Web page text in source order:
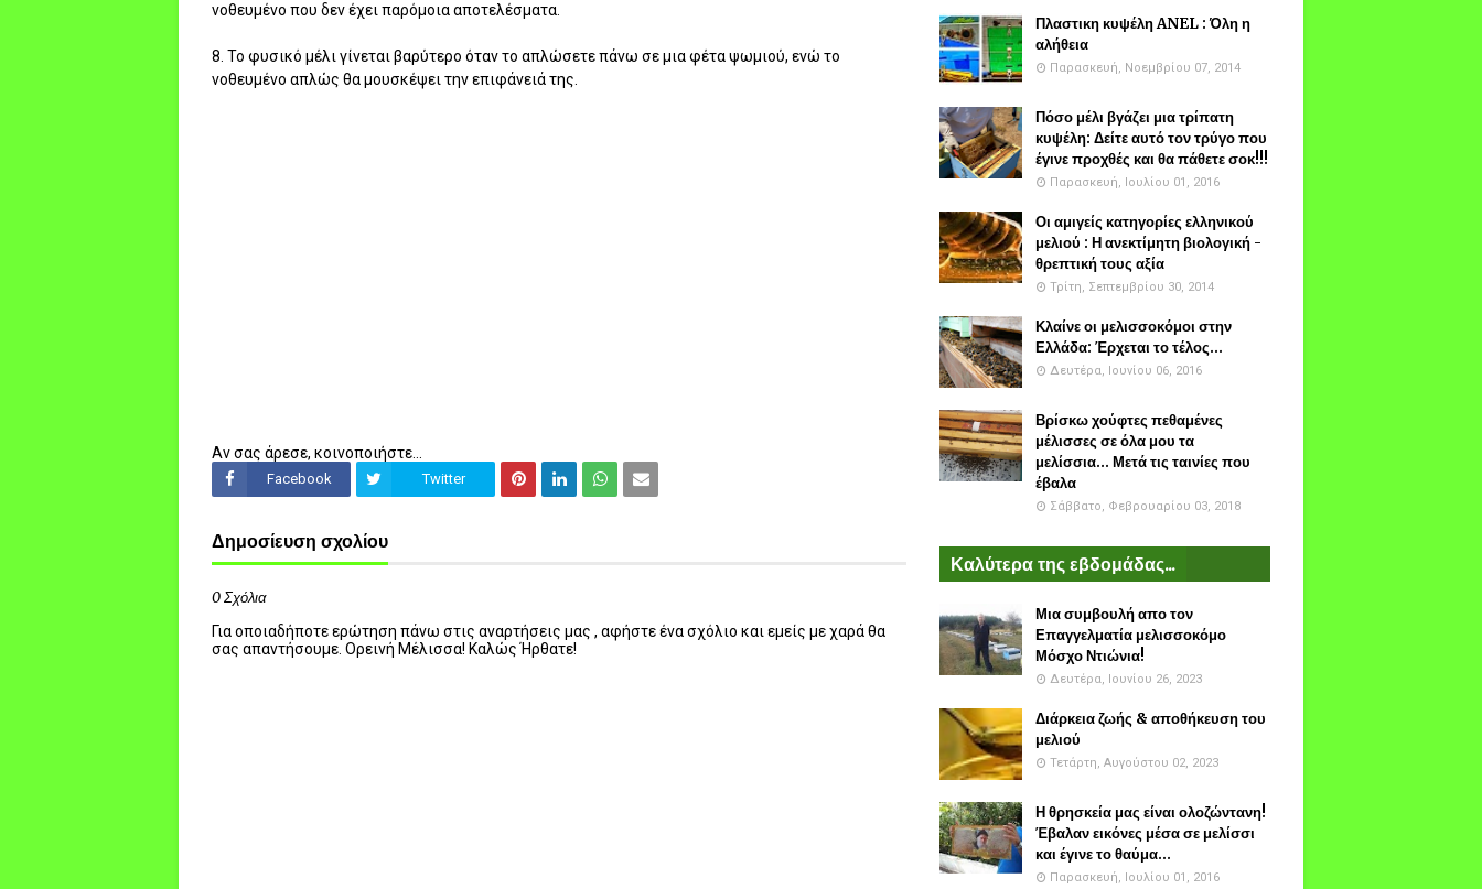
νοθευμένο που δεν έχει παρόμοια αποτελέσματα.
8. Το φυσικό μέλι γίνεται βαρύτερο όταν το απλώσετε πάνω σε μια φέτα ψωμιού, ενώ το
νοθευμένο απλώς θα μουσκέψει την επιφάνειά της.
Αν σας άρεσε, κοινοποιήστε...
Facebook Twitter
Δημοσίευση σχολίου
0 Σχόλια
Για οποιαδήποτε ερώτηση πάνω στις αναρτήσεις μας , αφήστε ένα σχόλιο και εμείς με χαρά θα
σας απαντήσουμε. Ορεινή Μέλισσα! Καλώς Ήρθατε!
Πλαστικη κυψέλη ANEL : Όλη η
αλήθεια
Παρασκευή, Νοεμβρίου 07, 2014
Πόσο μέλι βγάζει μια τρίπατη
κυψέλη: Δείτε αυτό τον τρύγο που
έγινε προχθές και θα πάθετε σοκ!!!
Παρασκευή, Ιουλίου 01, 2016
Οι αμιγείς κατηγορίες ελληνικού
μελιού : Η ανεκτίμητη βιολογική -
θρεπτική τους αξία
Τρίτη, Σεπτεμβρίου 30, 2014
Κλαίνε οι μελισσοκόμοι στην
Ελλάδα: Έρχεται το τέλος...
Δευτέρα, Ιουνίου 06, 2016
Βρίσκω χούφτες πεθαμένες
μέλισσες σε όλα μου τα
μελίσσια... Μετά τις ταινίες που
έβαλα
Σάββατο, Φεβρουαρίου 03, 2018
Καλύτερα της εβδομάδας...
Μια συμβουλή απο τον
Επαγγελματία μελισσοκόμο
Μόσχο Ντιώνια!
Δευτέρα, Ιουνίου 26, 2023
Διάρκεια ζωής & αποθήκευση του
μελιού
Τετάρτη, Αυγούστου 02, 2023
Η θρησκεία μας είναι ολοζώντανη!
Έβαλαν εικόνες μέσα σε μελίσσι
και έγινε το θαύμα...
Παρασκευή, Ιουλίου 01, 2016